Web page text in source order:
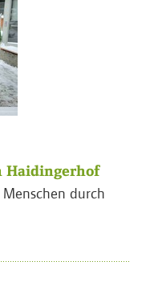
Haidingerhof
durch